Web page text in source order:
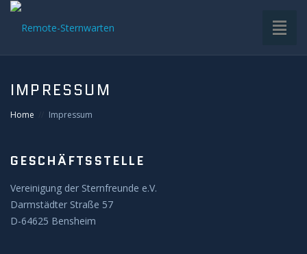
VDS-STERNWARTE
INFRASTRUKTUR
EQUIPMENT
IMPRESSUM
Home Impressum
GESCHÄFTSSTELLE
Vereinigung der Sternfreunde e.V.
Darmstädter Straße 57
D-64625 Bensheim